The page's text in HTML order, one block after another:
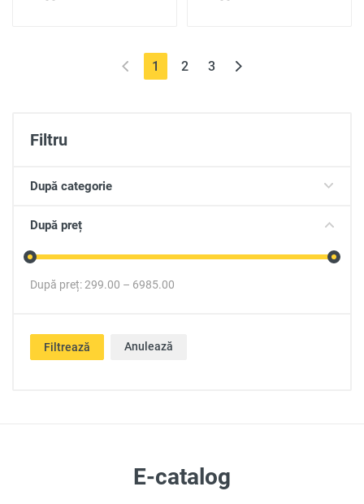
Filtru
După categorie
După preț
După preț:299.00 – 6985.00
Filtrează Anulează
1 (current)
2 3
E-catalog